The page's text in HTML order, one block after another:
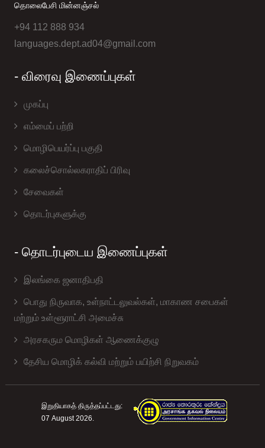
தொலைபேசி மின்னஞ்சல்
+94 112 888 934
languages.dept.ad04@gmail.com
- விரைவு இணைப்புகள்
முகப்பு
எம்மைப் பற்றி
மொழிபெயர்ப்பு பகுதி
கலைச்சொல்லகராதிப் பிரிவு
சேவைகள்
தொடர்புகளுக்கு
- தொடர்புடைய இணைப்புகள்
இலங்கை ஜனாதிபதி
பொது நிருவாக, உள்நாட்டலுவல்கள், மாகாண சபை௧ள்
மற்றும் உள்ளூராட்சி அமைச்சு
அரசகரும மொழிகள் ஆணைக்குழு
தேசிய மொழிக் கல்வி மற்றும் பயிற்சி நிறுவகம்
இறுதியாகத் திருத்தப்பட்டது:
07 August 2026.